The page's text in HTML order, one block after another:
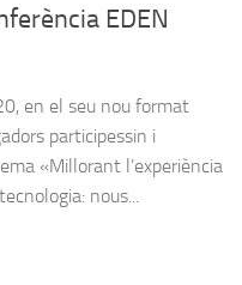
EDEN
en el seu nou format
participessin i
«Millorant l’experiència
nous...